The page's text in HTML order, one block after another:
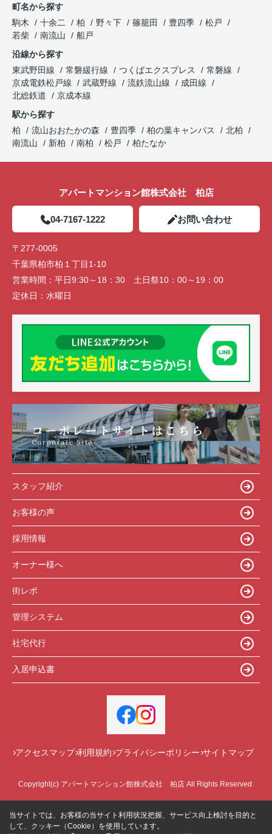
開催中！ お問い合わせは 04(7167)1222までどう
ぞ♪
町名から探す
駒木
十余二 柏 野々下 篠籠田 豊四季
松戸
若柴
南流山
船戸
沿線から探す
東武野田線
常磐緩行線 つくばエクスプレス
常磐線
京成電鉄松戸線
武蔵野線 流鉄流山線
成田線
北総鉄道
京成本線
駅から探す
柏
流山おおたかの森 豊四季 柏の葉キャンパス
北柏
南流山
新柏 南柏 松戸 柏たなか
アパートマンション館株式会社 柏店
04-7167-1222 お問い合わせ
〒277-0005
千葉県柏市柏１丁目1-10
営業時間： 平日9:30～18：30 土日祭10：00～19：00
定休日： 水曜日
スタッフ紹介
お客様の声
採用情報
オーナー様へ
街レポ
管理システム
社宅代行
入居申込書
アクセスマップ 利用規約 プライバシーポリシー サイトマップ
Copyright(c) アパートマンション館株式会社 柏店 All Rights Reserved.
当サイトでは、お客様の当サイト利用状況把握、サービス向上検討を目的と
して、クッキー（Cookie）を使用しています。